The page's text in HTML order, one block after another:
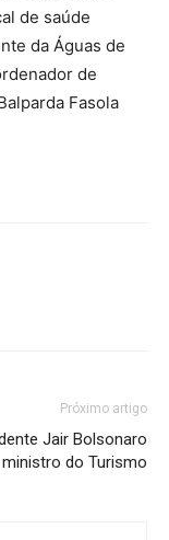
de saúde
da Águas de
de
Fasola
Próximo artigo
Jair Bolsonaro
do Turismo